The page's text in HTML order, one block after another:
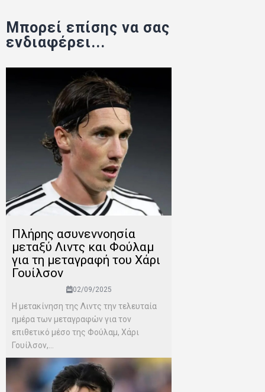
Μπορεί επίσης να σας
ενδιαφέρει...
Πλήρης ασυνεννοησία
μεταξύ Λιντς και Φούλαμ
για τη μεταγραφή του Χάρι
Γουίλσον
02/09/2025
Η μετακίνηση της Λιντς την τελευταία
ημέρα των μεταγραφών για τον
επιθετικό μέσο της Φούλαμ, Χάρι
Γουίλσον,...